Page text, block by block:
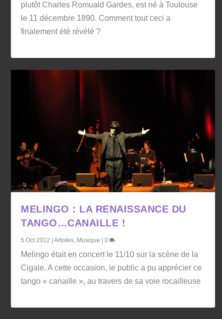
plutôt Charles Romuald Gardes, est né à Toulouse
le 11 décembre 1890. Comment tout ceci a
finalement été révélé ?
MELINGO : LA RENAISSANCE DU
TANGO…CANAILLE !
5 Oct 2012 |Artistes, Musique |0
Melingo était en concert le 11/10 sur la scène de la
Cigale. A cette occasion, le public a pu apprécier ce
tango « canaille », au travers de sa voie rocailleuse